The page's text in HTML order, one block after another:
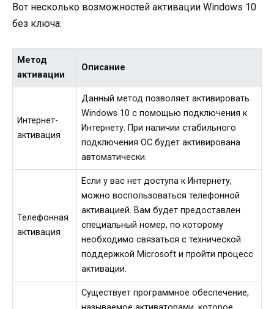
Вот несколько возможностей активации Windows 10
без ключа:
Метод
активации
Описание
Интернет-
активация
Данный метод позволяет активировать
Windows 10 с помощью подключения к
Интернету. При наличии стабильного
подключения ОС будет активирована
автоматически.
Телефонная
активация
Если у вас нет доступа к Интернету,
можно воспользоваться телефонной
активацией. Вам будет предоставлен
специальный номер, по которому
необходимо связаться с технической
поддержкой Microsoft и пройти процесс
активации.
Существует программное обеспечение,